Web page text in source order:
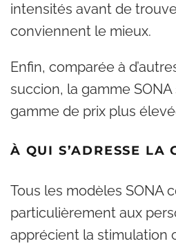
intensités avant de
conviennent le mieux.
Enfin, comparée à
succion, la gamme
gamme de prix plus
À QUI S’ADRESSE LA
Tous les modèles SONA
particulièrement aux
apprécient la stimulation